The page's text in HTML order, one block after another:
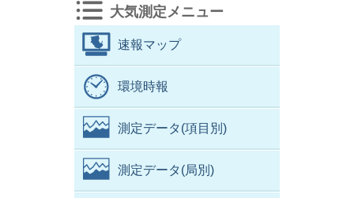
大気測定メニュー
速報マップ
環境時報
測定データ(項目別)
測定データ(局別)